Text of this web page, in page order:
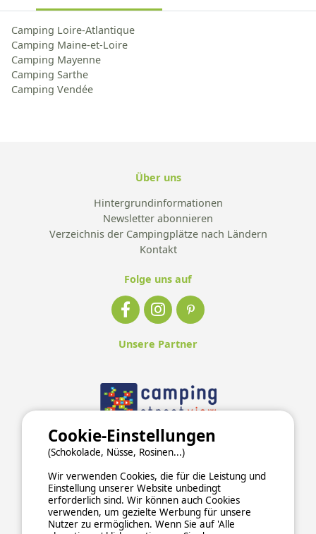
Camping Loire-Atlantique
Camping Maine-et-Loire
Camping Mayenne
Camping Sarthe
Camping Vendée
Über uns
Hintergrundinformationen
Newsletter abonnieren
Verzeichnis der Campingplätze nach Ländern
Kontakt
Folge uns auf
Unsere Partner
Cookie-Einstellungen
(Schokolade, Nüsse, Rosinen...)
Wir verwenden Cookies, die für die Leistung und
Einstellung unserer Website unbedingt
erforderlich sind. Wir können auch Cookies
verwenden, um gezielte Werbung für unsere
Nutzer zu ermöglichen. Wenn Sie auf 'Alle